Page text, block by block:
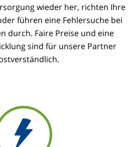
wieder her, richten Ihre
führen eine Fehlersuche bei
durch. Faire Preise und eine
sind für unsere Partner